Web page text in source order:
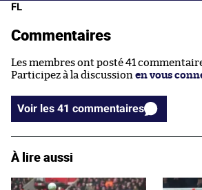
FL
Commentaires
Les membres ont posté 41
Participez à la discussion en vous
Voir les 41 commentaires
À lire aussi